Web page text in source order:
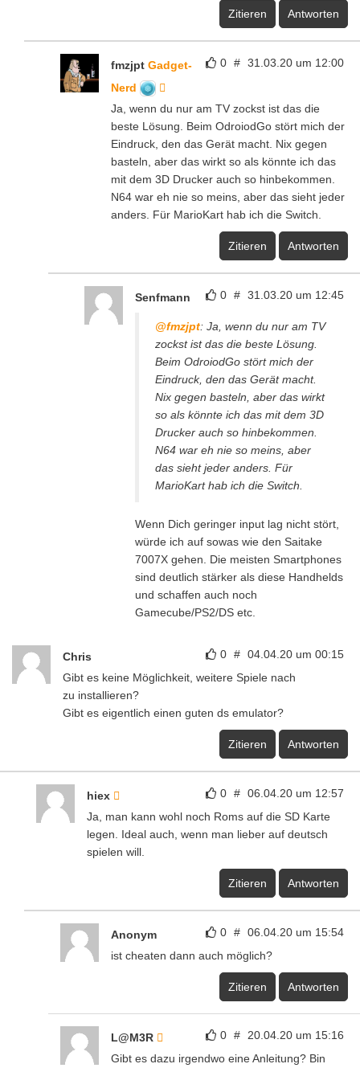
Zitieren Antworten
0 # 31.03.20 um 12:00
fmzjpt Gadget-
Nerd
Ja, wenn du nur am TV zockst ist das die
beste Lösung. Beim OdroiodGo stört mich der
Eindruck, den das Gerät macht. Nix gegen
basteln, aber das wirkt so als könnte ich das
mit dem 3D Drucker auch so hinbekommen.
N64 war eh nie so meins, aber das sieht jeder
anders. Für MarioKart hab ich die Switch.
Zitieren Antworten
0 # 31.03.20 um 12:45
Senfmann
@fmzjpt: Ja, wenn du nur am TV
zockst ist das die beste Lösung.
Beim OdroiodGo stört mich der
Eindruck, den das Gerät macht.
Nix gegen basteln, aber das wirkt
so als könnte ich das mit dem 3D
Drucker auch so hinbekommen.
N64 war eh nie so meins, aber
das sieht jeder anders. Für
MarioKart hab ich die Switch.
Wenn Dich geringer input lag nicht stört,
würde ich auf sowas wie den Saitake
7007X gehen. Die meisten Smartphones
sind deutlich stärker als diese Handhelds
und schaffen auch noch
Gamecube/PS2/DS etc.
0 # 04.04.20 um 00:15
Chris
Gibt es keine Möglichkeit, weitere Spiele nach
zu installieren?
Gibt es eigentlich einen guten ds emulator?
Zitieren Antworten
0 # 06.04.20 um 12:57
hiex
Ja, man kann wohl noch Roms auf die SD Karte
legen. Ideal auch, wenn man lieber auf deutsch
spielen will.
Zitieren Antworten
0 # 06.04.20 um 15:54
Anonym
ist cheaten dann auch möglich?
Zitieren Antworten
0 # 20.04.20 um 15:16
L@M3R
Gibt es dazu irgendwo eine Anleitung? Bin